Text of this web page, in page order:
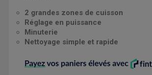
2 grandes zones de cuisson
Réglage en puissance
Minuterie
Nettoyage simple et rapide